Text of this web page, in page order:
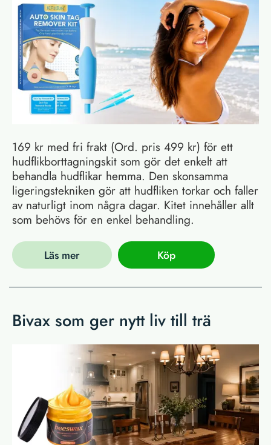
169 kr med fri frakt (Ord. pris 499 kr) för ett
hudflikborttagningskit som gör det enkelt att
behandla hudflikar hemma. Den skonsamma
ligeringstekniken gör att hudfliken torkar och faller
av naturligt inom några dagar. Kitet innehåller allt
som behövs för en enkel behandling.
Läs mer Köp
Bivax som ger nytt liv till trä